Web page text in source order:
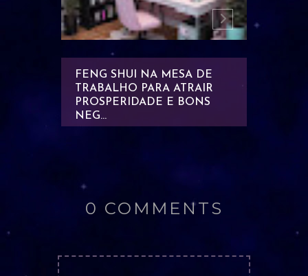
FENG SHUI NA MESA DE
TRABALHO PARA ATRAIR
PROSPERIDADE E BONS
NEG...
0 COMMENTS